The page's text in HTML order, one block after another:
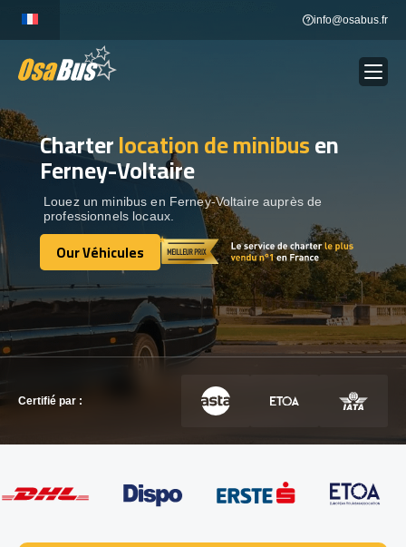
content
info@osabus.fr
LOCATION DE BUS Show dropdown
DESTINATIONS
OUR VÉHICULES
CONTACTEZ-NOUS
CONTACTEZ-NOUS
Charterlocation de minibusen
Ferney-Voltaire
Louez un minibus en Ferney-Voltaire auprès de
professionnels locaux.
Our Véhicules
Our Véhicules
Certifié par :